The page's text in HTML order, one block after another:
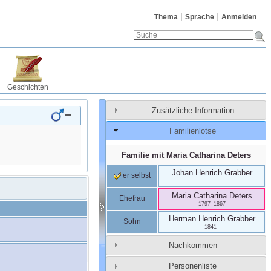
Thema Sprache Anmelden
Geschichten
– Zusätzliche Information
Familienlotse
Familie mit Maria Catharina Deters
er selbst Johan Henrich Grabber
–
Ehefrau Maria Catharina Deters
1797–1867
Sohn Herman Henrich Grabber
1841–
Nachkommen
Personenliste